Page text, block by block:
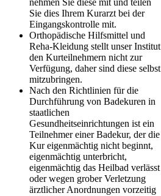
nehmen Sie diese mit und teilen
Sie dies Ihrem Kurarzt bei der
Eingangskontrolle mit.
Orthopädische Hilfsmittel und
Reha-Kleidung stellt unser Institut
den Kurteilnehmern nicht zur
Verfügung, daher sind diese selbst
mitzubringen.
Nach den Richtlinien für die
Durchführung von Badekuren in
staatlichen
Gesundheitseinrichtungen ist ein
Teilnehmer einer Badekur, der die
Kur eigenmächtig nicht beginnt,
eigenmächtig unterbricht,
eigenmächtig das Heilbad verlässt
oder wegen grober Verletzung
ärztlicher Anordnungen vorzeitig